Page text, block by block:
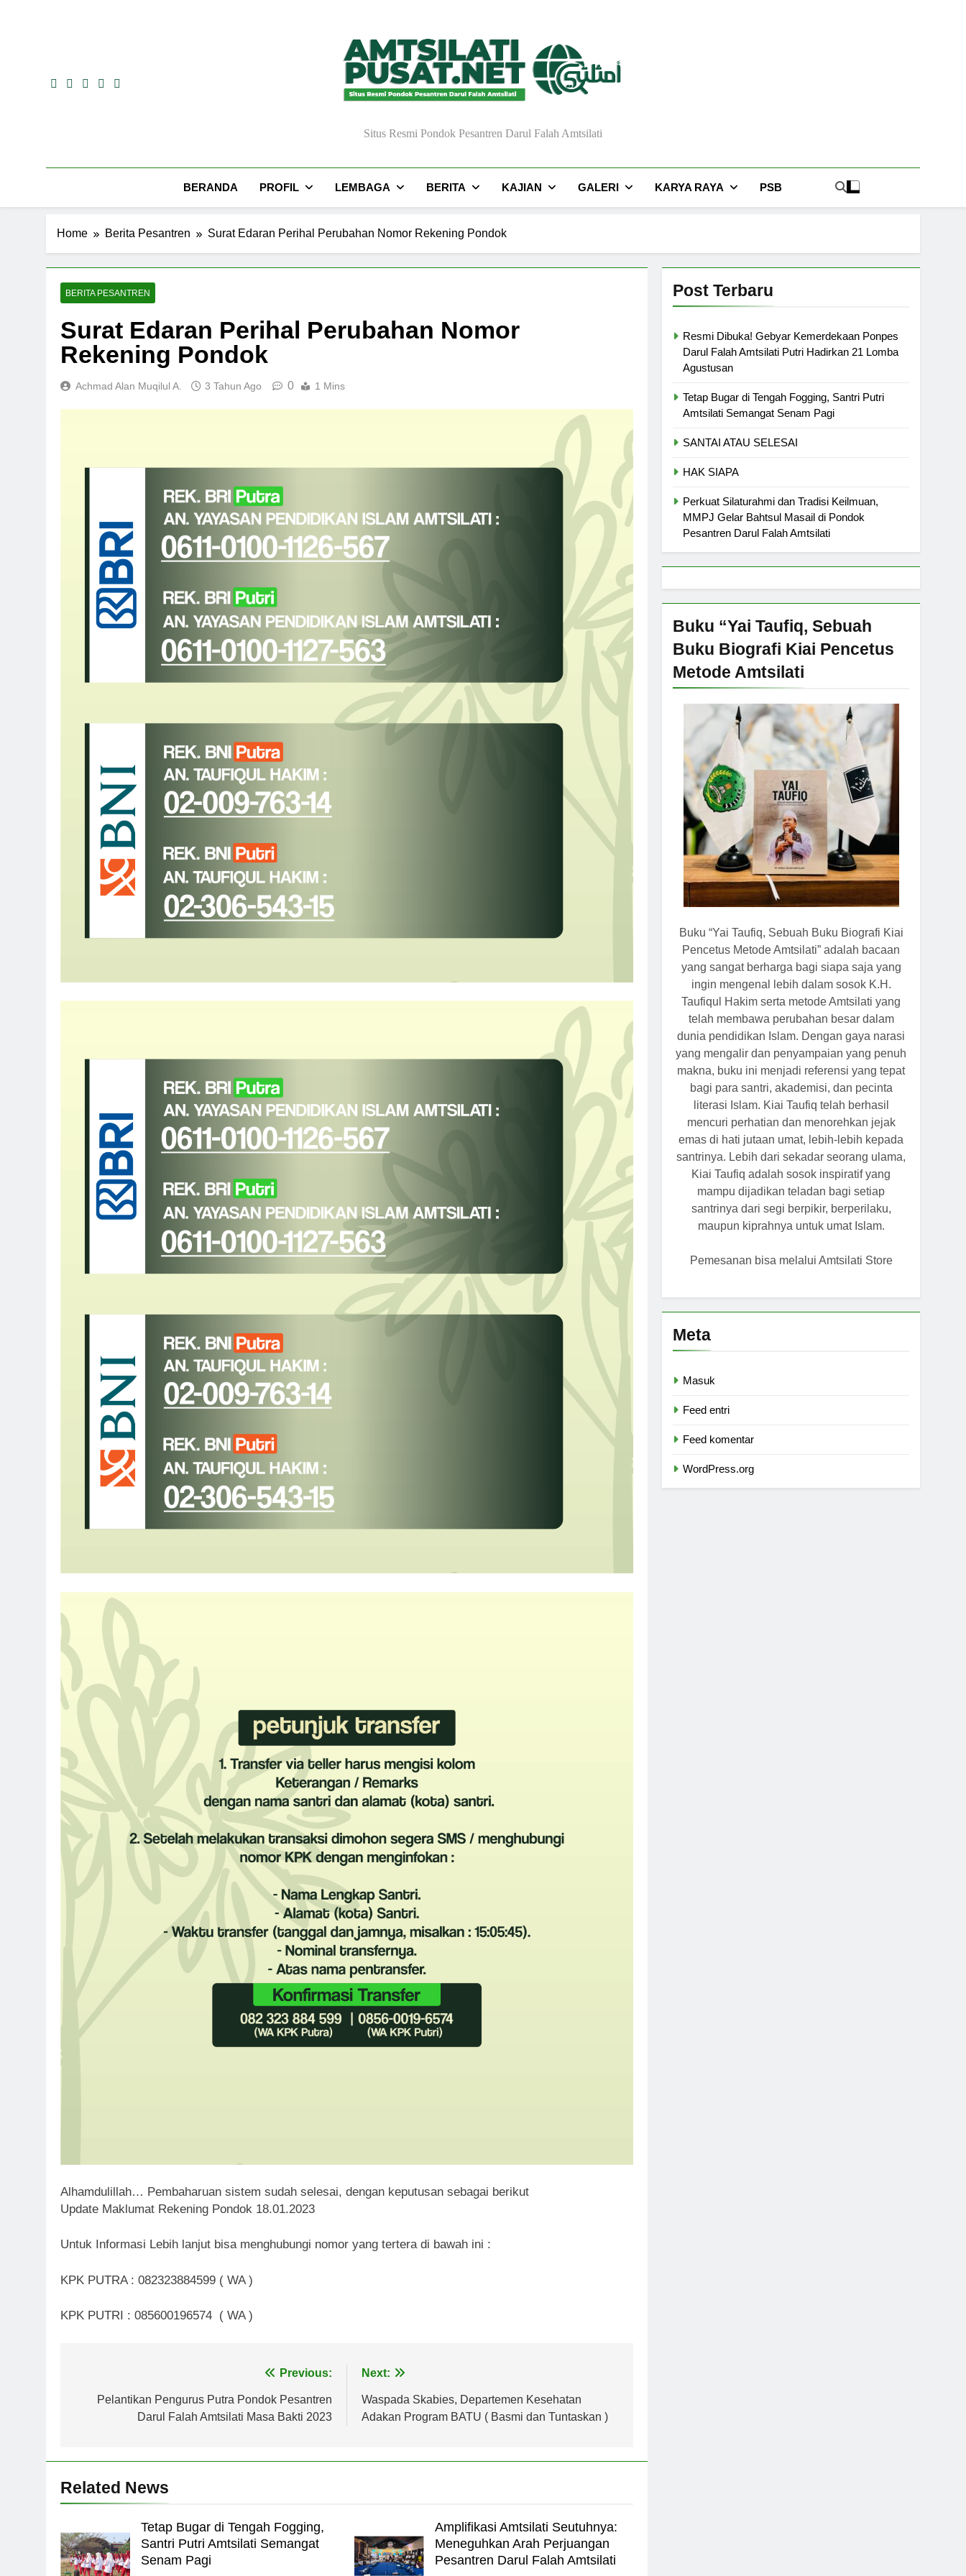
Situs Resmi Pondok Pesantren Darul Falah Amtsilati
BERANDA PROFIL LEMBAGA BERITA KAJIAN GALERI KARYA RAYA PSB
Home Berita Pesantren Surat Edaran Perihal Perubahan Nomor Rekening Pondok
BERITA PESANTREN
Surat Edaran Perihal Perubahan Nomor
Rekening Pondok
Achmad Alan Muqilul A. 3 Tahun Ago 0 1 Mins
Alhamdulillah… Pembaharuan sistem sudah selesai, dengan keputusan sebagai berikut
Update Maklumat Rekening Pondok 18.01.2023
Untuk Informasi Lebih lanjut bisa menghubungi nomor yang tertera di bawah ini :
KPK PUTRA : 082323884599 ( WA )
KPK PUTRI : 085600196574 ( WA )
pos
Previous:
Pelantikan Pengurus Putra Pondok Pesantren
Darul Falah Amtsilati Masa Bakti 2023
Next:
Waspada Skabies, Departemen Kesehatan
Adakan Program BATU ( Basmi dan Tuntaskan )
Related News
Tetap Bugar di Tengah Fogging,
Santri Putri Amtsilati Semangat
Senam Pagi
Amplifikasi Amtsilati Seutuhnya:
Meneguhkan Arah Perjuangan
Pesantren Darul Falah Amtsilati
Post Terbaru
Resmi Dibuka! Gebyar Kemerdekaan Ponpes
Darul Falah Amtsilati Putri Hadirkan 21 Lomba
Agustusan
Tetap Bugar di Tengah Fogging, Santri Putri
Amtsilati Semangat Senam Pagi
SANTAI ATAU SELESAI
HAK SIAPA
Perkuat Silaturahmi dan Tradisi Keilmuan,
MMPJ Gelar Bahtsul Masail di Pondok
Pesantren Darul Falah Amtsilati
Buku “Yai Taufiq, Sebuah
Buku Biografi Kiai Pencetus
Metode Amtsilati
Buku “Yai Taufiq, Sebuah Buku Biografi Kiai
Pencetus Metode Amtsilati” adalah bacaan
yang sangat berharga bagi siapa saja yang
ingin mengenal lebih dalam sosok K.H.
Taufiqul Hakim serta metode Amtsilati yang
telah membawa perubahan besar dalam
dunia pendidikan Islam. Dengan gaya narasi
yang mengalir dan penyampaian yang penuh
makna, buku ini menjadi referensi yang tepat
bagi para santri, akademisi, dan pecinta
literasi Islam. Kiai Taufiq telah berhasil
mencuri perhatian dan menorehkan jejak
emas di hati jutaan umat, lebih-lebih kepada
santrinya. Lebih dari sekadar seorang ulama,
Kiai Taufiq adalah sosok inspiratif yang
mampu dijadikan teladan bagi setiap
santrinya dari segi berpikir, berperilaku,
maupun kiprahnya untuk umat Islam.
Pemesanan bisa melalui Amtsilati Store
Meta
Masuk
Feed entri
Feed komentar
WordPress.org